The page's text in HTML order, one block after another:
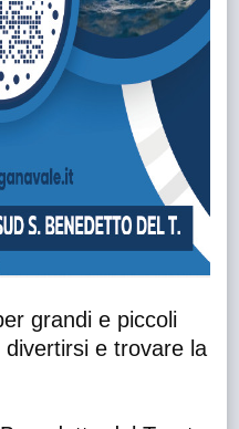
grandi e piccoli
e trovare la